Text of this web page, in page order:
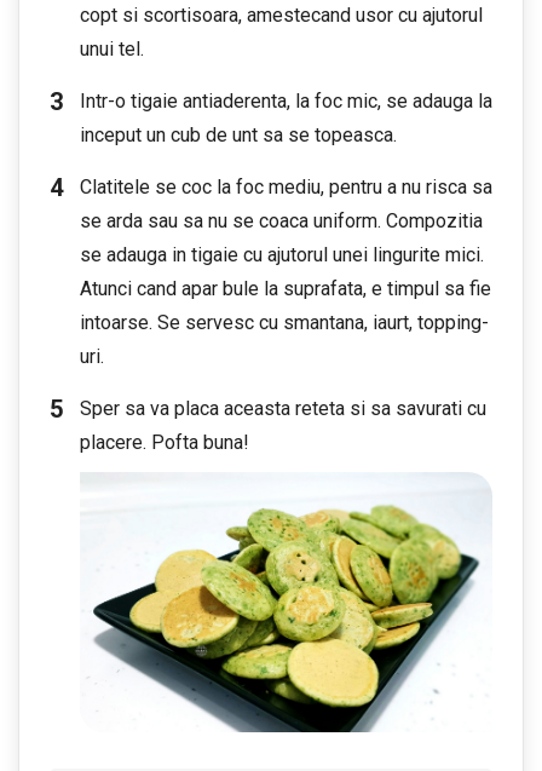
copt si scortisoara, amestecand usor cu ajutorul
unui tel.
Intr-o tigaie antiaderenta, la foc mic, se adauga la
inceput un cub de unt sa se topeasca.
Clatitele se coc la foc mediu, pentru a nu risca sa
se arda sau sa nu se coaca uniform. Compozitia
se adauga in tigaie cu ajutorul unei lingurite mici.
Atunci cand apar bule la suprafata, e timpul sa fie
intoarse. Se servesc cu smantana, iaurt, topping-
uri.
Sper sa va placa aceasta reteta si sa savurati cu
placere. Pofta buna!